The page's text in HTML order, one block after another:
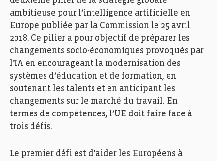
ambitieuse pour l’intelligence artificielle en
Europe publiée par la Commission le 25 avril
2018. Ce pilier a pour objectif de préparer les
changements socio-économiques provoqués par
l’IA en encourageant la modernisation des
systèmes d’éducation et de formation, en
soutenant les talents et en anticipant les
changements sur le marché du travail. En
termes de compétences, l’UE doit faire face à
trois défis.
Le premier défi est d’aider les Européens à